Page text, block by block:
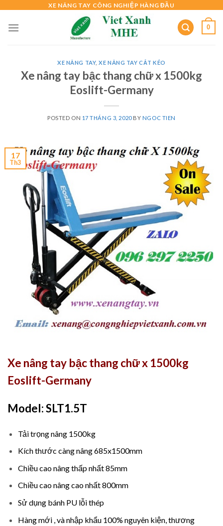
content
XE NÂNG TAY CÔNG NGHIỆP HÀNG ĐẦU
0
XE NÂNG TAY,XE NÂNG TAY CẮT KÉO
Xe nâng tay bậc thang chữ x 1500kg
Eoslift-Germany
POSTED ON 17 THÁNG 3, 2020BY NGOC TIEN
17
Th3
Xe nâng tay bậc thang chữ x 1500kg
Eoslift-Germany
Model: SLT1.5T
Tải trọng nâng 1500kg
Kích thước càng nâng 685x1500mm
Chiều cao nâng thấp nhất 85mm
Chiều cao nâng cao nhất 800mm
Sử dụng bánh PU lỗi thép
Hàng mới , và nhập khẩu 100% nguyên kiện, thương